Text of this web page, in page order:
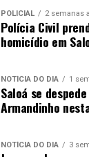
POLICIAL 2 semanas
Polícia Civil
homicídio em
NOTÍCIA DO DIA 1
Saloá se
Armandinho
NOTÍCIA DO DIA 3